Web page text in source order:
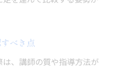
べき点
、講師の質や指導方法が